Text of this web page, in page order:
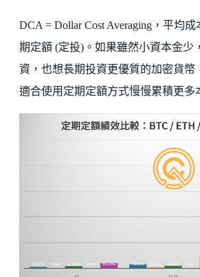
DCA = Dollar Cost Averaging，平均
期定額 (定投)。如果雖然小資本金少
資，也想長期投資更優質的加密貨
適合使用定期定額方式慢慢累積更多